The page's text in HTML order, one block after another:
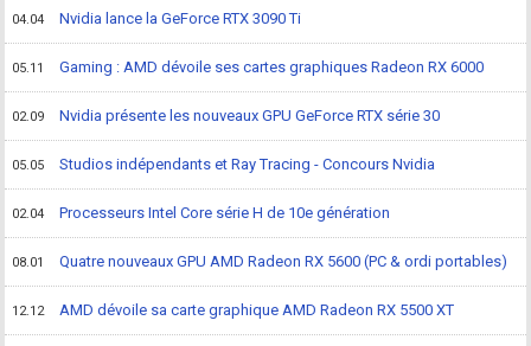
04.04 Nvidia lance la GeForce RTX 3090 Ti
05.11 Gaming : AMD dévoile ses cartes graphiques Radeon RX 6000
02.09 Nvidia présente les nouveaux GPU GeForce RTX série 30
05.05 Studios indépendants et Ray Tracing - Concours Nvidia
02.04 Processeurs Intel Core série H de 10e génération
08.01 Quatre nouveaux GPU AMD Radeon RX 5600 (PC & ordi portables)
12.12 AMD dévoile sa carte graphique AMD Radeon RX 5500 XT